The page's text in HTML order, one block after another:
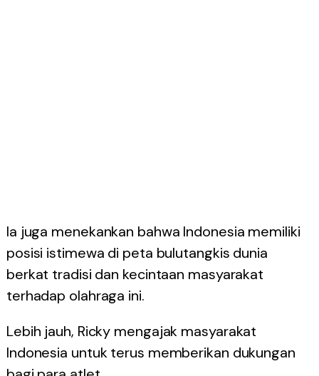
Ia juga menekankan bahwa Indonesia memiliki
posisi istimewa di peta bulutangkis dunia
berkat tradisi dan kecintaan masyarakat
terhadap olahraga ini.
Lebih jauh, Ricky mengajak masyarakat
Indonesia untuk terus memberikan dukungan